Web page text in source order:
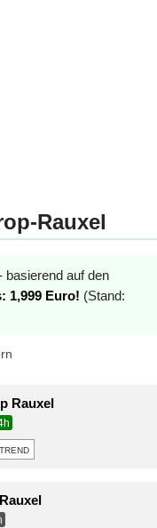
Rauxel
basierend auf den
1,999 Euro! (Stand:
Rauxel
trend